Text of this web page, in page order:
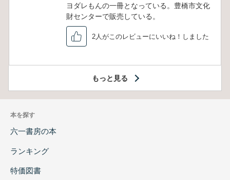
ヨダレもんの一冊となっている。豊橋市文化
財センターで販売している。
2人がこのレビューにいいね！しました
もっと見る
本を探す
六一書房の本
ランキング
特価図書